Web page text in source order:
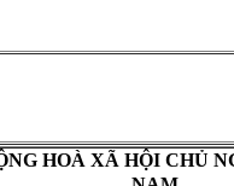
HOÀ XÃ HỘI CHỦ